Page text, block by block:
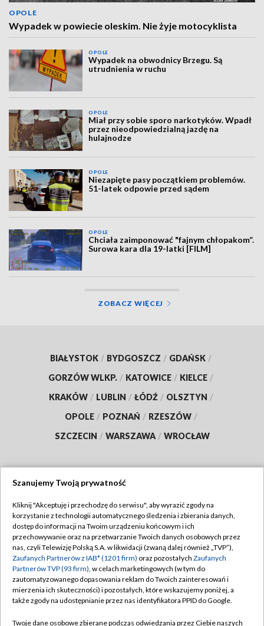
OPOLE
Wypadek w powiecie oleskim. Nie żyje motocyklista
OPOLE
Wypadek na obwodnicy Brzegu. Są
utrudnienia w ruchu
OPOLE
Miał przy sobie sporo narkotyków. Wpadł
przez nieodpowiedzialną jazdę na
hulajnodze
OPOLE
Niezapięte pasy początkiem problemów.
51-latek odpowie przed sądem
OPOLE
Chciała zaimponować "fajnym chłopakom”.
Surowa kara dla 19-latki [FILM]
ZOBACZ WIĘCEJ
BIAŁYSTOK / BYDGOSZCZ / GDAŃSK /
GORZÓW WLKP. / KATOWICE / KIELCE /
KRAKÓW / LUBLIN / ŁÓDŹ / OLSZTYN /
OPOLE / POZNAŃ / RZESZÓW /
SZCZECIN / WARSZAWA / WROCŁAW
TVP
Abonament TVP
Emisja w TVP
Centrum informacji TVP
Naziemna Telewizja Cyfrowa
Regulamin TVP
Polityka prywatności
Moje zgody
Pomoc
Szanujemy Twoją prywatność
Kliknij "Akceptuję i przechodzę do serwisu", aby wyrazić zgody na
korzystanie z technologii automatycznego śledzenia i zbierania danych,
dostęp do informacji na Twoim urządzeniu końcowym i ich
przechowywanie oraz na przetwarzanie Twoich danych osobowych przez
nas, czyli Telewizję Polską S.A. w likwidacji (zwaną dalej również „TVP”),
Zaufanych Partnerów z IAB* (1201 firm) oraz pozostałych Zaufanych
Partnerów TVP (93 firm), w celach marketingowych (w tym do
zautomatyzowanego dopasowania reklam do Twoich zainteresowań i
mierzenia ich skuteczności) i pozostałych, które wskazujemy poniżej, a
także zgody na udostępnianie przez nas identyfikatora PPID do Google.
Twoje dane osobowe zbierane podczas odwiedzania przez Ciebie naszych